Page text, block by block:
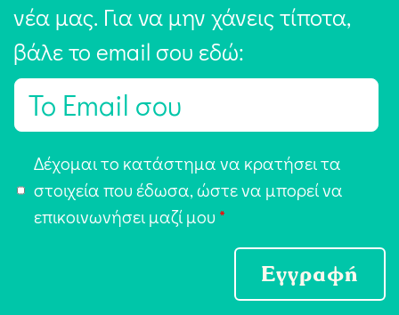
νέα μας. Για να μην χάνεις τίποτα,
βάλε το email σου εδώ:
E
π
Δέχομαι το κατάστημα να κρατήσει τα
στοιχεία που έδωσα, ώστε να μπορεί να
επικοινωνήσει μαζί μου *
Εγγραφή